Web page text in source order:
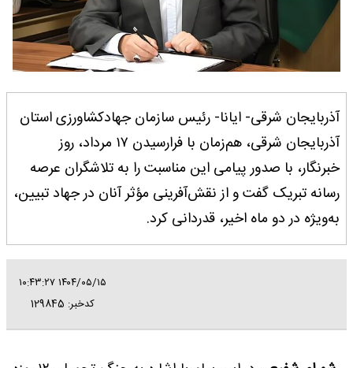
آذربایجان شرقی- ایانا- رئیس سازمان جهادکشاورزی استان
آذربایجان شرقی، هم‌زمان با فرارسیدن ۱۷ مرداد، روز
خبرنگار، با صدور پیامی این مناسبت را به تلاشگران عرصه
رسانه تبریک گفت و از نقش‌آفرینی مؤثر آنان در جهاد تبیین،
به‌ویژه در دو ماه اخیر، قدردانی کرد.
۱۴۰۴/۰۵/۱۵ ۱۰:۴۳:۲۷
کدخبر: 129845